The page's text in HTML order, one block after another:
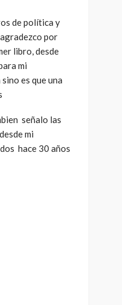
de política y
por
libro, desde
mi
es que una
señalo las
mi
hace 30 años